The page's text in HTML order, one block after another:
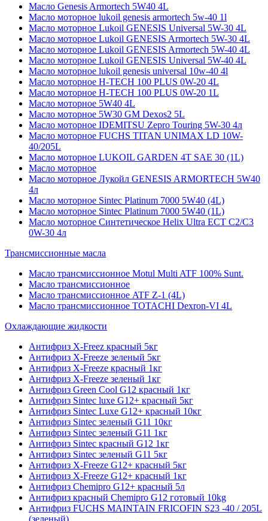
Масло Genesis Armortech 5W40 4L
Масло моторное lukoil genesis armortech 5w-40 1l
Масло моторное Lukoil GENESIS Universal 5W-30 4L
Масло моторное Lukoil GENESIS Armortech 5W-30 4L
Масло моторное Lukoil GENESIS Armortech 5W-40 4L
Масло моторное Lukoil GENESIS Universal 5W-40 4L
Масло моторное lukoil genesis universal 10w-40 4l
Масло моторное H-TECH 100 PLUS 0W-20 4L
Масло моторное H-TECH 100 PLUS 0W-20 1L
Масло моторное 5W40 4L
Масло моторное 5W30 GM Dexos2 5L
Масло моторное IDEMITSU Zepro Touring 5W-30 4л
Масло моторное FUCHS TITAN UNIMAX LD 10W-
40/205L
Масло моторное LUKOIL GARDEN 4Т SAE 30 (1L)
Масло моторное
Масло моторное Лукойл GENESIS ARMORTECH 5W40
4л
Масло моторное Sintec Platinum 7000 5W40 (4L)
Масло моторное Sintec Platinum 7000 5W40 (1L)
Масло моторное Синтетическое Helix Ultra ECT C2/C3
0W-30 4л
Трансмиссионные масла
Масло трансмиссионное Motul Multi ATF 100% Sunt.
Масло трансмиссионное
Масло трансмиссионное ATF Z-1 (4L)
Масло трансмиссионное TOTACHI Dexron-VI 4L
Охлаждающие жидкости
Антифриз X-Freez красный 5кг
Антифриз X-Freeze зеленый 5кг
Антифриз X-Freeze красный 1кг
Антифриз X-Freeze зеленый 1кг
Антифриз Green Cool G12 красный 1кг
Антифриз Sintec luxe G12+ красный 5кг
Антифриз Sintec Luxe G12+ красный 10кг
Антифриз Sintec зеленый G11 10кг
Антифриз Sintec зеленый G11 1кг
Антифриз Sintec красный G12 1кг
Антифриз Sintec зеленый G11 5кг
Антифриз X-Freeze G12+ красный 5кг
Антифриз X-Freeze G12+ красный 1кг
Антифриз Chemipro G12+ красный 5л
Антифриз красный Chemipro G12 готовый 10kg
Антифриз FUCHS MAINTAIN FRICOFIN S23 -40 / 205L
(зеленый)